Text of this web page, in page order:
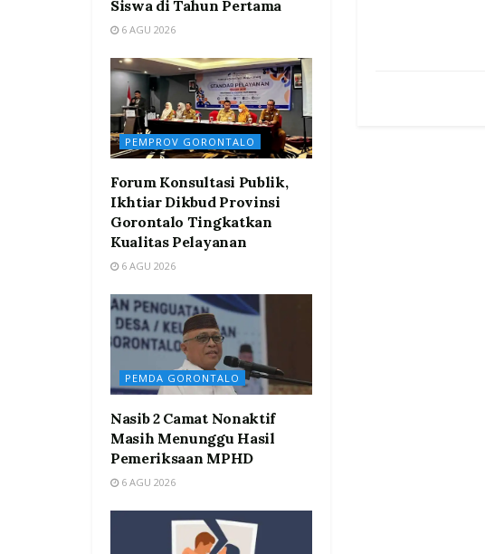
Siswa di Tahun Pertama
6 AGU 2026
PEMPROV GORONTALO
Forum Konsultasi Publik,
Ikhtiar Dikbud Provinsi
Gorontalo Tingkatkan
Kualitas Pelayanan
6 AGU 2026
PEMDA GORONTALO
Nasib 2 Camat Nonaktif
Masih Menunggu Hasil
Pemeriksaan MPHD
6 AGU 2026